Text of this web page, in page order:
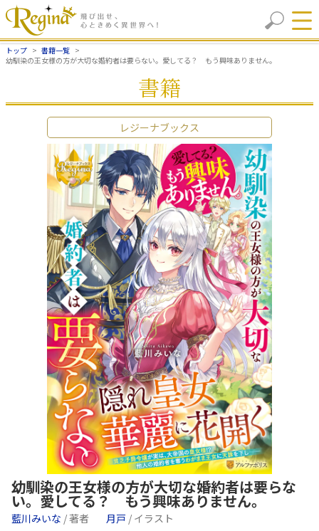
トップ
書籍一覧
幼馴染の王女様の方が大切な婚約者は要らない。愛してる？ もう興味ありません。
書籍
レジーナブックス
幼馴染の王女様の方が大切な婚約者は要らな
い。愛してる？ もう興味ありません。
藍川みいな / 著者 月戸 / イラスト